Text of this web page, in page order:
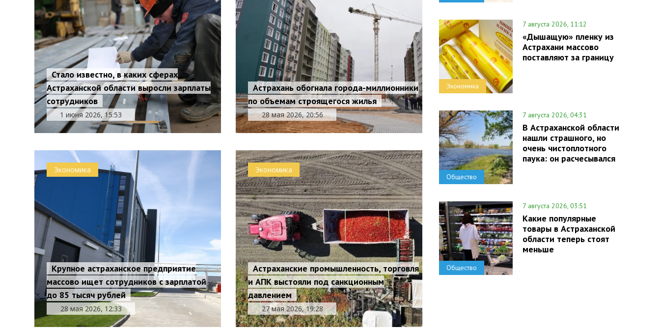
Стало известно, в каких сферах
Астраханской области выросли зарплаты
сотрудников
1 июня 2026, 15:53
Астрахань обогнала города-миллионники
по объемам строящегося жилья
28 мая 2026, 20:56
Экономика
Крупное астраханское предприятие
массово ищет сотрудников с зарплатой
до 85 тысяч рублей
28 мая 2026, 12:33
Экономика
Астраханские промышленность, торговля
и АПК выстояли под санкционным
давлением
27 мая 2026, 19:28
Экономика
7 августа 2026, 11:12
«Дышащую» пленку из
Астрахани массово
поставляют за границу
Общество
7 августа 2026, 04:31
В Астраханской области
нашли страшного, но
очень чистоплотного
паука: он расчесывался
Общество
7 августа 2026, 03:51
Какие популярные
товары в Астраханской
области теперь стоят
меньше